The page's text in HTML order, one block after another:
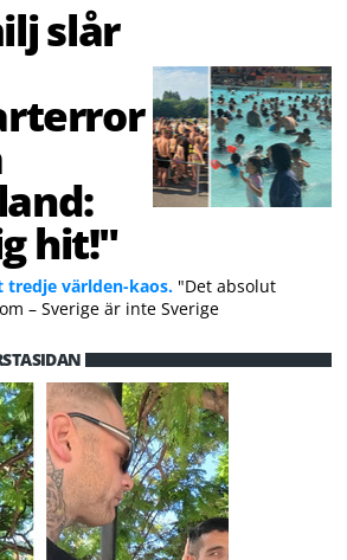
slår
hit!"
världen-kaos. "Det absolut
– Sverige är inte Sverige